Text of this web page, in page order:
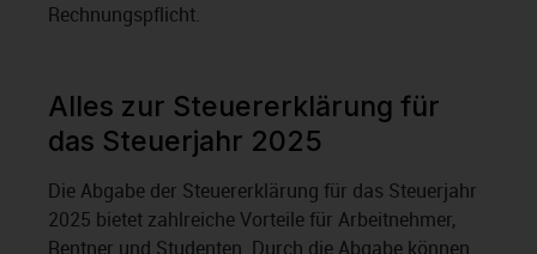
Rechnungspflicht.
Alles zur Steuererklärung für
das Steuerjahr 2025
Die Abgabe der Steuererklärung für das Steuerjahr
2025 bietet zahlreiche Vorteile für Arbeitnehmer,
Rentner und Studenten. Durch die Abgabe können